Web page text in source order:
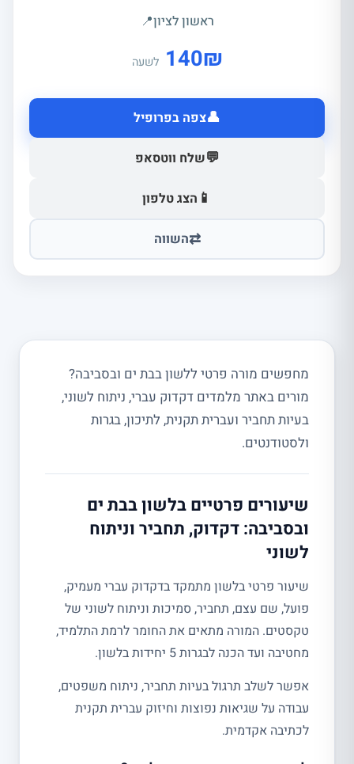
ראשון לציון📍
₪
140 לשעה
👤צפה בפרופיל
💬שלח ווטסאפ
📱 הצג טלפון
⇄השווה
מחפשים מורה פרטי ללשון בבת ים ובסביבה?
מורים באתר מלמדים דקדוק עברי, ניתוח לשוני,
בעיות תחביר ועברית תקנית, לתיכון, בגרות
ולסטודנטים.
שיעורים פרטיים בלשון בבת ים
ובסביבה: דקדוק, תחביר וניתוח
לשוני
שיעור פרטי בלשון מתמקד בדקדוק עברי מעמיק,
פועל, שם עצם, תחביר, סמיכות וניתוח לשוני של
טקסטים. המורה מתאים את החומר לרמת התלמיד,
מחטיבה ועד הכנה לבגרות 5 יחידות בלשון.
אפשר לשלב תרגול בעיות תחביר, ניתוח משפטים,
עבודה על שגיאות נפוצות וחיזוק עברית תקנית
לכתיבה אקדמית.